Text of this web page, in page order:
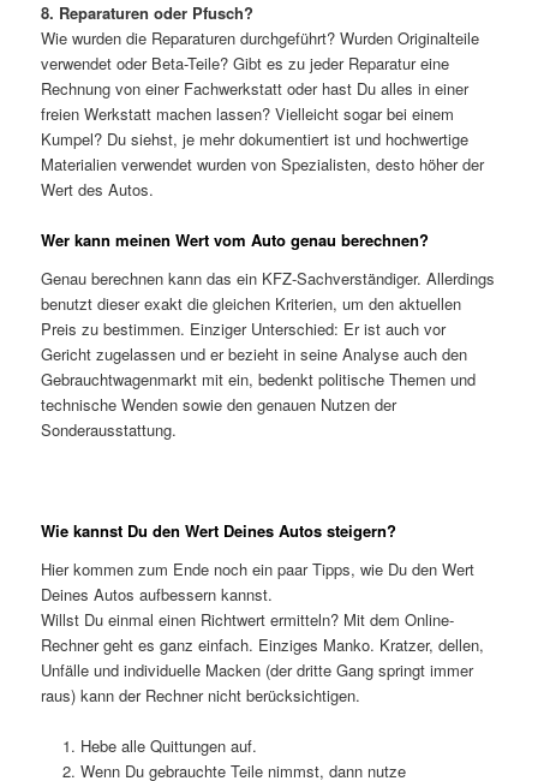
8. Reparaturen oder Pfusch?
Wie wurden die Reparaturen durchgeführt? Wurden Originalteile
verwendet oder Beta-Teile? Gibt es zu jeder Reparatur eine
Rechnung von einer Fachwerkstatt oder hast Du alles in einer
freien Werkstatt machen lassen? Vielleicht sogar bei einem
Kumpel? Du siehst, je mehr dokumentiert ist und hochwertige
Materialien verwendet wurden von Spezialisten, desto höher der
Wert des Autos.
Wer kann meinen Wert vom Auto genau berechnen?
Genau berechnen kann das ein KFZ-Sachverständiger. Allerdings
benutzt dieser exakt die gleichen Kriterien, um den aktuellen
Preis zu bestimmen. Einziger Unterschied: Er ist auch vor
Gericht zugelassen und er bezieht in seine Analyse auch den
Gebrauchtwagenmarkt mit ein, bedenkt politische Themen und
technische Wenden sowie den genauen Nutzen der
Sonderausstattung.
Wie kannst Du den Wert Deines Autos steigern?
Hier kommen zum Ende noch ein paar Tipps, wie Du den Wert
Deines Autos aufbessern kannst.
Willst Du einmal einen Richtwert ermitteln? Mit dem Online-
Rechner geht es ganz einfach. Einziges Manko. Kratzer, dellen,
Unfälle und individuelle Macken (der dritte Gang springt immer
raus) kann der Rechner nicht berücksichtigen.
Hebe alle Quittungen auf.
Wenn Du gebrauchte Teile nimmst, dann nutze